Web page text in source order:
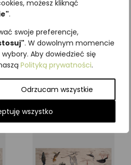
możesz kliknąć
.
swoje preferencje,
. W dowolnym momencie
Aby dowiedzieć się
Polityką prywatności.
Odrzucam wszystkie
wszystko
– stół edukacyjny ” Ptaki „
4305,00zł z VAT
Dodaj do koszyka